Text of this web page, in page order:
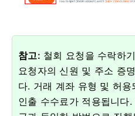
참고: 철회 요청을 수락하
요청자의 신원 및 주소 증
다. 거래 계좌 유형 및 허
인출 수수료가 적용됩니다.